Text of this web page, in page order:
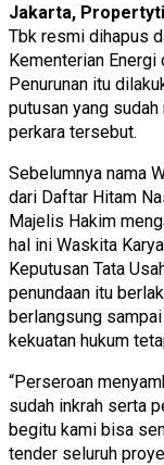
Jakarta,
Tbk resmi dihapus
Kementerian Energi
Penurunan itu
putusan yang
perkara tersebut.
Sebelumnya nama
dari Daftar Hitam
Majelis Hakim
hal ini Waskita
Keputusan Tata
penundaan itu
berlangsung
kekuatan hukum
“Perseroan
sudah inkrah serta
begitu kami bisa
tender seluruh